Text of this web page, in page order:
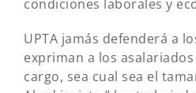
condiciones laborales y
UPTA jamás defenderá a
expriman a los
cargo, sea cual sea el